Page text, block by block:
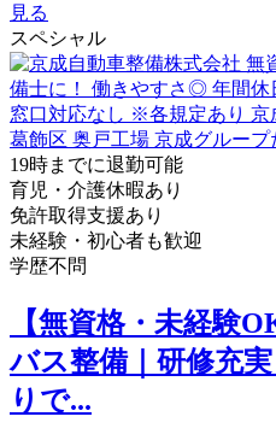
見る
スペシャル
19時までに退勤可能
育児・介護休暇あり
免許取得支援あり
未経験・初心者も歓迎
学歴不問
【無資格・未経験
バス整備｜研修充
りで...